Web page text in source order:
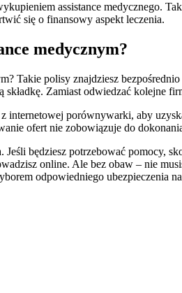
assistance medycznego.
się o finansowy aspekt leczenia.
medycznym?
Takie polisy znajdziesz
Zamiast odwiedzać kolejne
internetowej porównywarki, aby
ofert nie zobowiązuje do
będziesz potrzebować pomocy,
online. Ale bez obaw – nie
odpowiedniego ubezpieczenia